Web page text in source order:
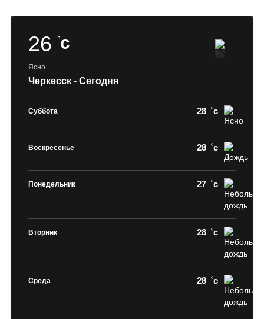
26 c
Ясно
Черкесск - Сегодня
Суббота 28 c
Воскресенье 28 c
Понедельник 27 c
Вторник 28 c
Среда 28 c